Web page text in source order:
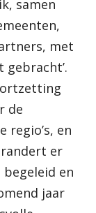
samen
met
gebracht’.
de
regio’s, en
er
begeleid en
jaar